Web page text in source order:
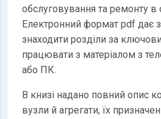
обслуговування та ремонту в
Електронний формат pdf дає
знаходити розділи за
працювати з матеріалом з
або ПК.
В книзі надано повний опис
вузли й агрегати, їх